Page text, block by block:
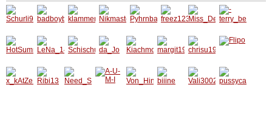
Schurli
99
badboy
bill
klamm
eraffe8
8
Nikmas
ter
Pyhrnb
ahner_
Engelb
freez12
3
Miss_D
eluxe_
Nr1
-
terry_b
HotSu
mmer
LeNa_1
4_
Schisc
hui
da_Jo
Kiachm
oa
margit1
990
chrisu1
989
Flipo